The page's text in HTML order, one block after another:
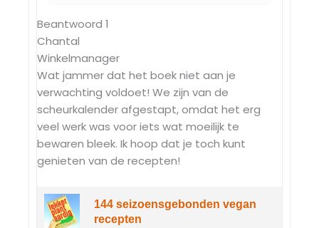
Beantwoord 1
Chantal
Winkelmanager
Wat jammer dat het boek niet aan je
verwachting voldoet! We zijn van de
scheurkalender afgestapt, omdat het erg
veel werk was voor iets wat moeilijk te
bewaren bleek. Ik hoop dat je toch kunt
genieten van de recepten!
144 seizoensgebonden vegan
recepten